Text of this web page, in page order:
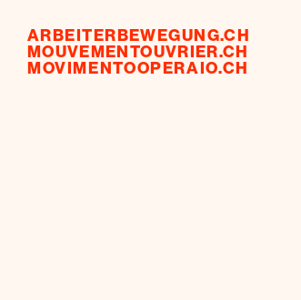
ARBEITERBEWEGUNG.CH
MOUVEMENTOUVRIER.CH
MOVIMENTOOPERAIO.CH